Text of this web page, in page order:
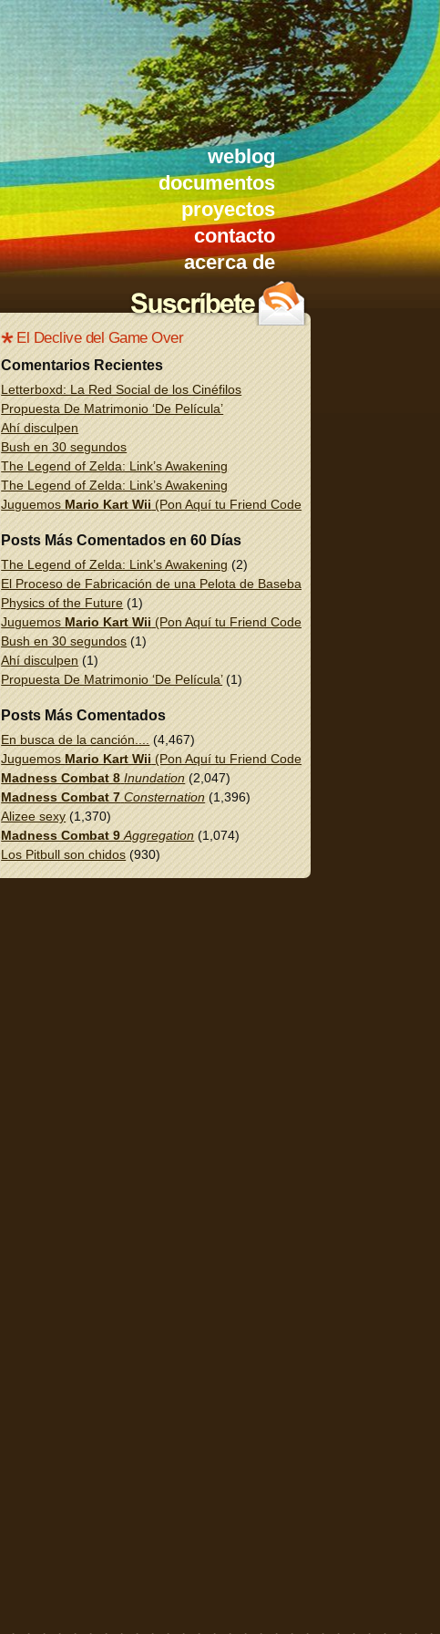
weblog
documentos
proyectos
contacto
acerca de
El Declive del Game Over
Comentarios Recientes
Letterboxd: La Red Social de los Cinéfilos
Propuesta De Matrimonio ‘De Película’
Ahí disculpen
Bush en 30 segundos
The Legend of Zelda: Link’s Awakening
The Legend of Zelda: Link’s Awakening
Juguemos Mario Kart Wii (Pon Aquí tu Friend Code!)
Posts Más Comentados en 60 Días
The Legend of Zelda: Link’s Awakening (2)
El Proceso de Fabricación de una Pelota de Baseball
Physics of the Future (1)
Juguemos Mario Kart Wii (Pon Aquí tu Friend Code!)
Bush en 30 segundos (1)
Ahí disculpen (1)
Propuesta De Matrimonio ‘De Película’(1)
Posts Más Comentados
En busca de la canción.... (4,467)
Juguemos Mario Kart Wii (Pon Aquí tu Friend Code!)
Madness Combat 8 Inundation (2,047)
Madness Combat 7 Consternation (1,396)
Alizee sexy (1,370)
Madness Combat 9 Aggregation (1,074)
Los Pitbull son chidos (930)